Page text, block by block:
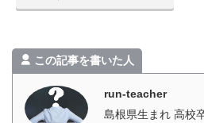
この記事を書いた人
run-teacher
島根県生まれ 高校